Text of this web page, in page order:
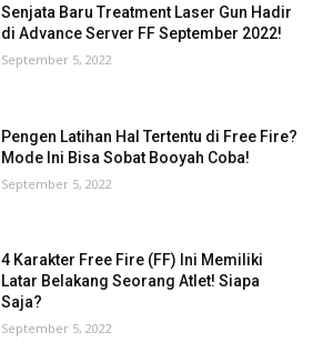
Senjata Baru Treatment Laser Gun Hadir
di Advance Server FF September 2022!
September 5, 2022
Pengen Latihan Hal Tertentu di Free Fire?
Mode Ini Bisa Sobat Booyah Coba!
September 5, 2022
4 Karakter Free Fire (FF) Ini Memiliki
Latar Belakang Seorang Atlet! Siapa
Saja?
September 5, 2022